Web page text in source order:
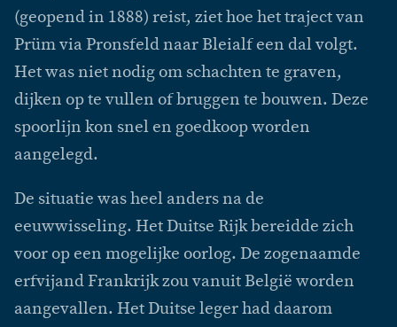
(geopend in 1888) reist, ziet hoe het traject van
Prüm via Pronsfeld naar Bleialf een dal volgt.
Het was niet nodig om schachten te graven,
dijken op te vullen of bruggen te bouwen. Deze
spoorlijn kon snel en goedkoop worden
aangelegd.
De situatie was heel anders na de
eeuwwisseling. Het Duitse Rijk bereidde zich
voor op een mogelijke oorlog. De zogenaamde
erfvijand Frankrijk zou vanuit België worden
aangevallen. Het Duitse leger had daarom